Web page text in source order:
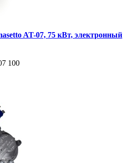
AT-07, 75 кВт, электронный
100